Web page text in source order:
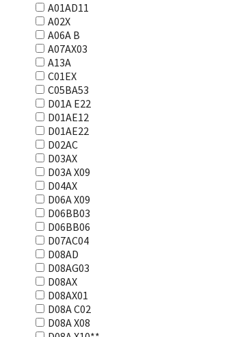
A01AD11
A02X
A06A В
A07AX03
A13A
C01EX
C05BA53
D01A E22
D01AE12
D01AE22
D02AC
D03AX
D03A X09
D04AX
D06A X09
D06BB03
D06BB06
D07AC04
D08AD
D08AG03
D08AX
D08AX01
D08А С02
D08А Х08